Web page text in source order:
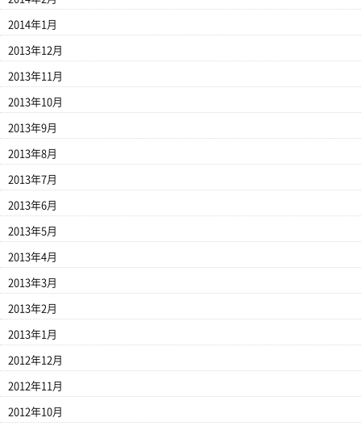
2014年1月
2013年12月
2013年11月
2013年10月
2013年9月
2013年8月
2013年7月
2013年6月
2013年5月
2013年4月
2013年3月
2013年2月
2013年1月
2012年12月
2012年11月
2012年10月